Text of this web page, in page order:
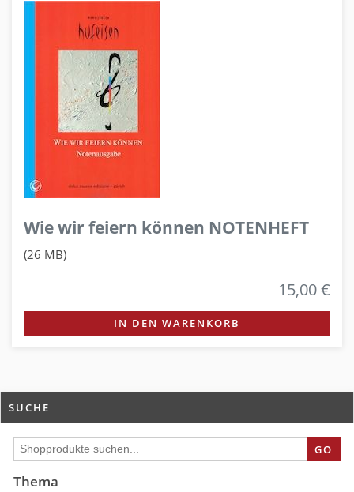
Wie wir feiern können NOTENHEFT
(26 MB)
15,00 €
IN DEN WARENKORB
SUCHE
GO
Thema